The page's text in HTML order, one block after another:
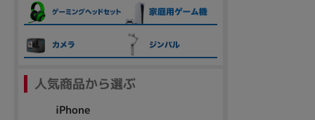
人気商品から選ぶ
iPhone
各項目のチェックボックスは「or検索」となります。